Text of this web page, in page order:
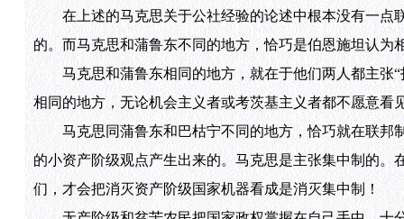
在上述的马克思关于公社经验的论述中根本没有一点
的。而马克思和蒲鲁东不同的地方，恰巧是伯恩施坦认为
马克思和蒲鲁东相同的地方，就在于他们两人都主张“
相同的地方，无论机会主义者或考茨基主义者都不愿意看
马克思同蒲鲁东和巴枯宁不同的地方，恰巧就在联邦
的小资产阶级观点产生出来的。马克思是主张集中制的
们，才会把消灭资产阶级国家机器看成是消灭集中制！